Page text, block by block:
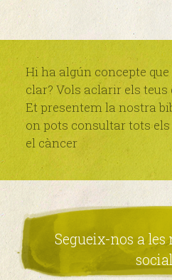
Hi ha algún concepte que
clar? Vols aclarir els teus
Et presentem la nostra
on pots consultar tots els
el càncer
Segueix-nos a les